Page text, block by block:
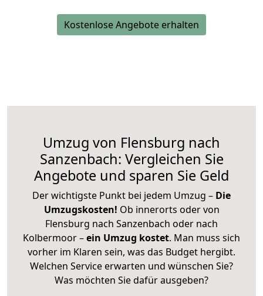
Kostenlose Angebote erhalten
Umzug von Flensburg nach
Sanzenbach: Vergleichen Sie
Angebote und sparen Sie Geld
Der wichtigste Punkt bei jedem Umzug – Die
Umzugskosten! Ob innerorts oder von
Flensburg nach Sanzenbach oder nach
Kolbermoor –ein Umzug kostet. Man muss sich
vorher im Klaren sein, was das Budget hergibt.
Welchen Service erwarten und wünschen Sie?
Was möchten Sie dafür ausgeben?